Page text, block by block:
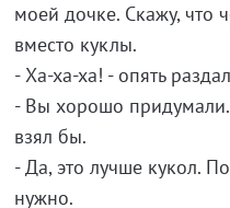
моей дочке. Скажу, что
вместо куклы.
- Ха-ха-ха! - опять
- Вы хорошо
взял бы.
- Да, это лучше кукол.
нужно.